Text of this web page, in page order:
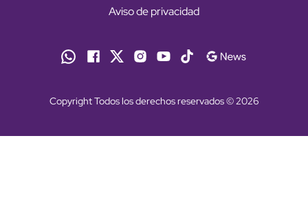
Aviso de privacidad
Copyright Todos los derechos reservados © 2026